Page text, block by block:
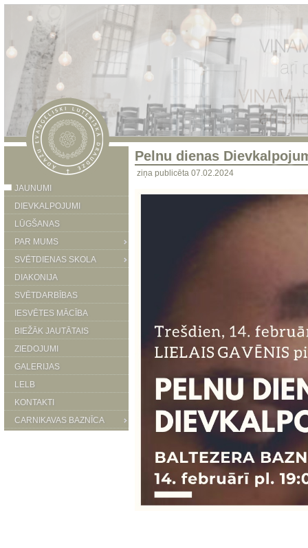
JAUNUMI
DIEVKALPOJUMI
LŪGŠANAS
PAR MUMS
SVĒTDIENAS SKOLA
DIAKONIJA
SVĒTDARBĪBAS
IESVĒTES MĀCĪBA
BIEŽĀK JAUTĀTAIS
ZIEDOJUMI
GALERIJAS
LELB
KONTAKTI
CARNIKAVAS BAZNĪCA
Pelnu dienas
ziņa publicēta 07.02.2024